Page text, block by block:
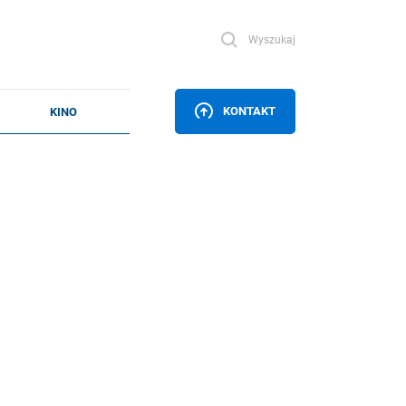
Wyszukaj
KONTAKT